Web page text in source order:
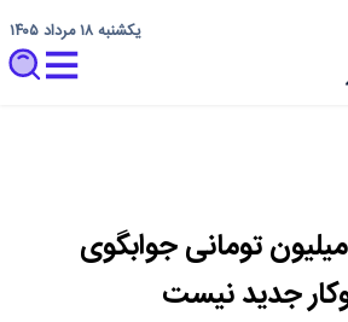
یکشنبه ۱۸ مرداد ۱۴۰۵
وام اشتغال ۲۰۰ میلیون تومانی جوابگوی
جدید نیست